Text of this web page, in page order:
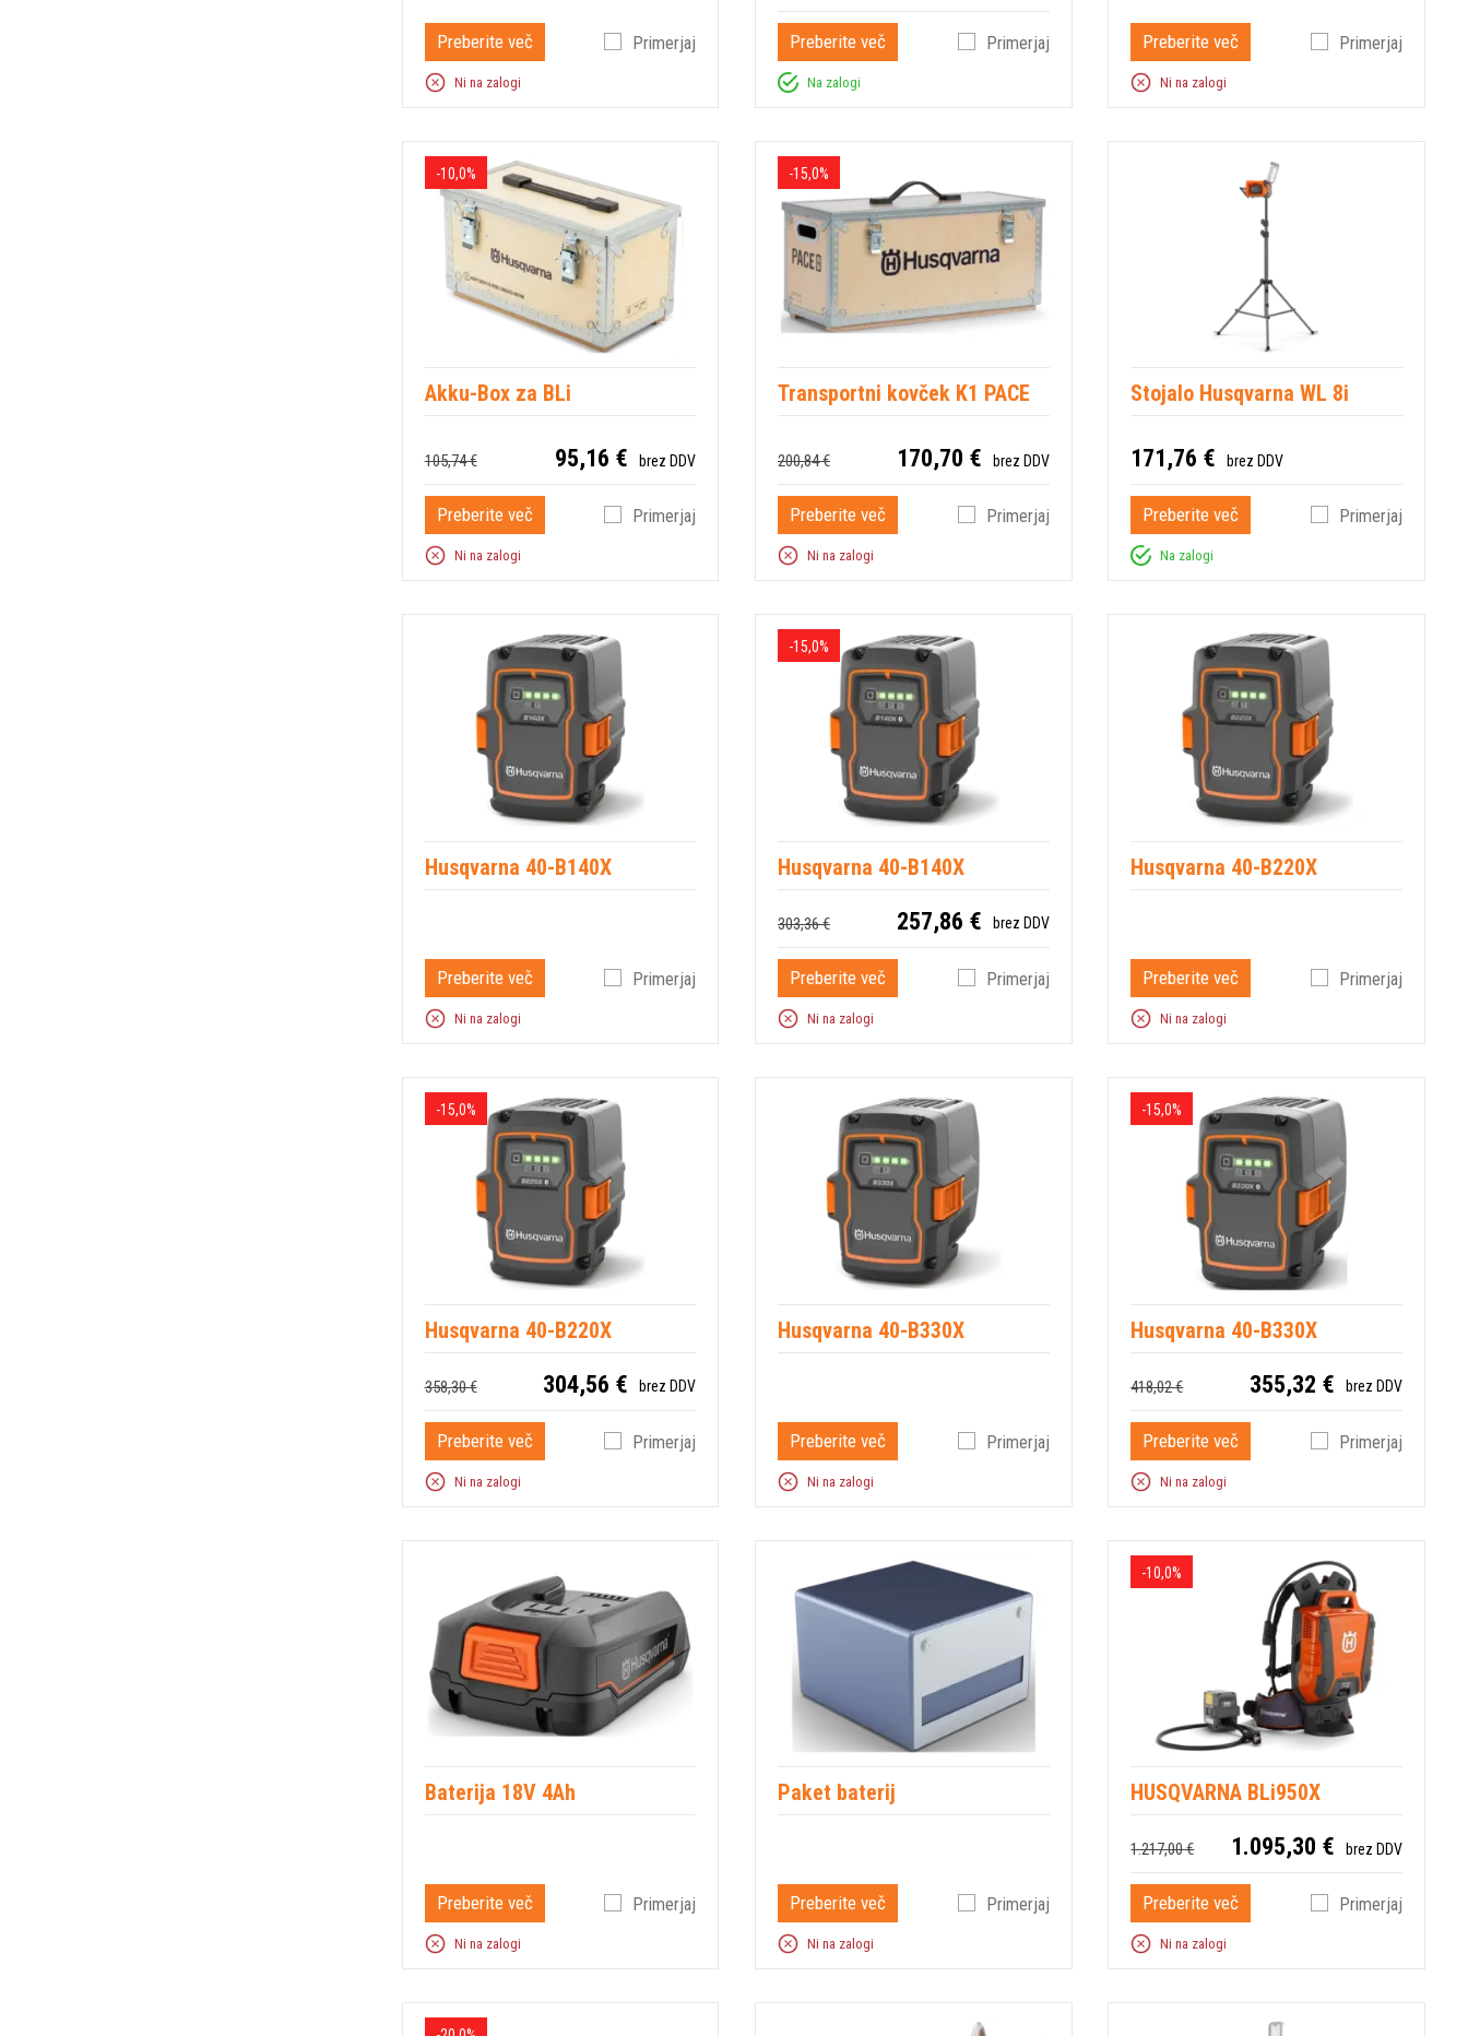
Preberite več Primerjaj
Ni na zalogi
Preberite več Primerjaj
Na zalogi
Preberite več Primerjaj
Ni na zalogi
-10,0%
Akku-Box za BLi
105,74 € 95,16 € brez DDV
Preberite več Primerjaj
Ni na zalogi
-15,0%
Transportni kovček K1 PACE
200,84 € 170,70 € brez DDV
Preberite več Primerjaj
Ni na zalogi
Stojalo Husqvarna WL 8i
171,76 € brez DDV
Preberite več Primerjaj
Na zalogi
Husqvarna 40-B140X
Preberite več Primerjaj
Ni na zalogi
-15,0%
Husqvarna 40-B140X
303,36 € 257,86 € brez DDV
Preberite več Primerjaj
Ni na zalogi
Husqvarna 40-B220X
Preberite več Primerjaj
Ni na zalogi
-15,0%
Husqvarna 40-B220X
358,30 € 304,56 € brez DDV
Preberite več Primerjaj
Ni na zalogi
Husqvarna 40-B330X
Preberite več Primerjaj
Ni na zalogi
-15,0%
Husqvarna 40-B330X
418,02 € 355,32 € brez DDV
Preberite več Primerjaj
Ni na zalogi
Baterija 18V 4Ah
Preberite več Primerjaj
Ni na zalogi
Paket baterij
Preberite več Primerjaj
Ni na zalogi
-10,0%
HUSQVARNA BLi950X
1.217,00 € 1.095,30 € brez DDV
Preberite več Primerjaj
Ni na zalogi